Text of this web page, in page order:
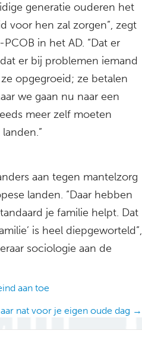
generatie ouderen het
voor hen zal zorgen”, zegt
in het AD. “Dat er
er bij problemen iemand
opgegroeid; ze betalen
we gaan nu naar een
meer zelf moeten
aan tegen mantelzorg
landen. “Daar hebben
je familie helpt. Dat
is heel diepgeworteld”,
sociologie aan de
aan toe
nat voor je eigen oude dag →